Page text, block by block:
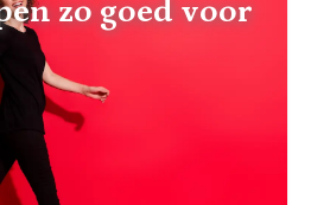
zo goed voor